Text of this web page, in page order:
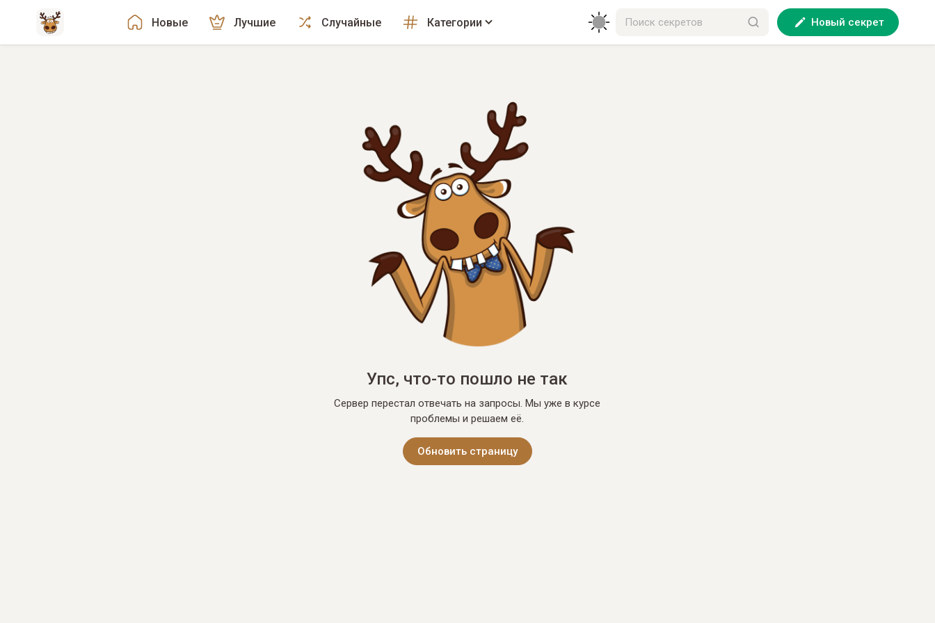
Новые Лучшие Случайные Категории Новый секрет
Упс, что-то пошло не так
Сервер перестал отвечать на запросы. Мы уже в курсе
проблемы и решаем её.
Обновить страницу